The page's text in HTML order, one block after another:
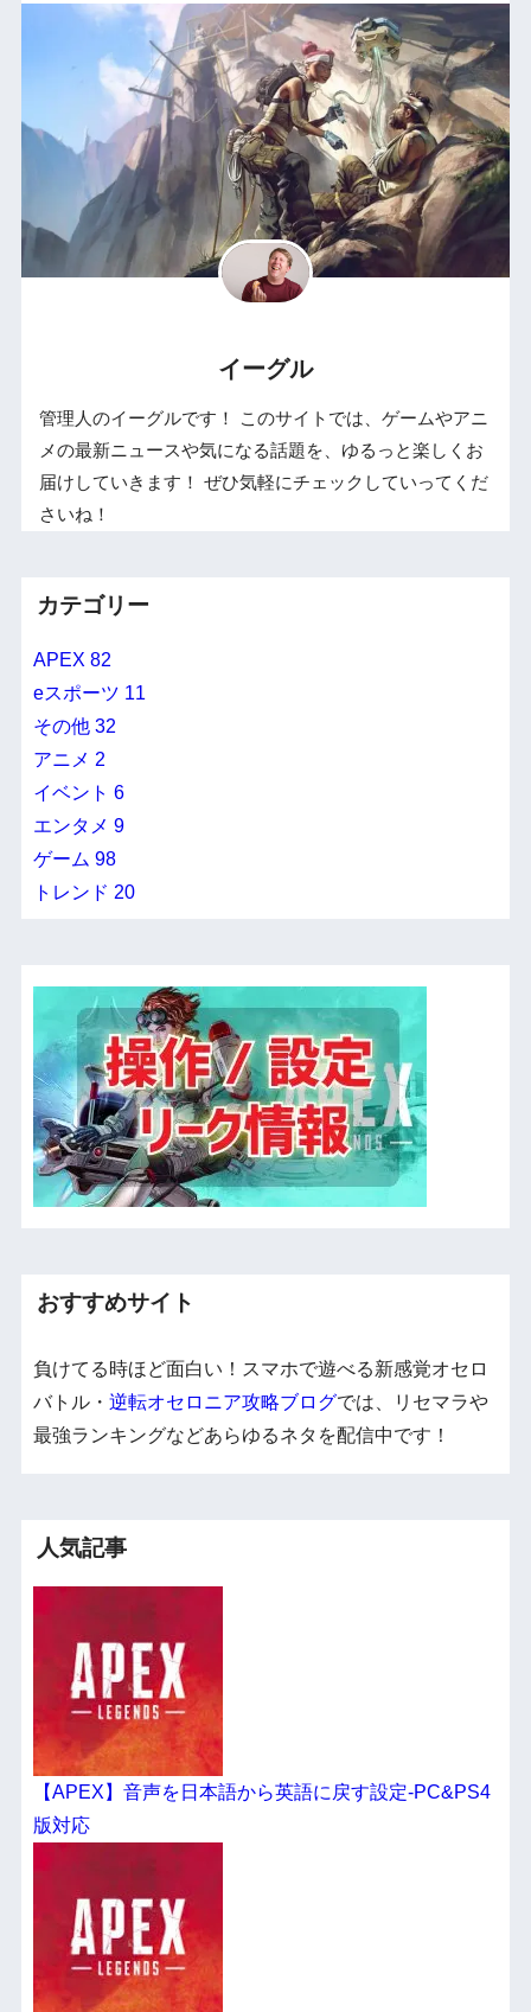
イーグル
管理人のイーグルです！ このサイトでは、ゲームやアニ
メの最新ニュースや気になる話題を、ゆるっと楽しくお
届けしていきます！ ぜひ気軽にチェックしていってくだ
さいね！
カテゴリー
APEX 82
eスポーツ 11
その他 32
アニメ 2
イベント 6
エンタメ 9
ゲーム 98
トレンド 20
おすすめサイト
負けてる時ほど面白い！スマホで遊べる新感覚オセロ
バトル・ 逆転オセロニア攻略ブログでは、リセマラや
最強ランキングなどあらゆるネタを配信中です！
人気記事
【APEX】音声を日本語から英語に戻す設定-PC&PS4
版対応